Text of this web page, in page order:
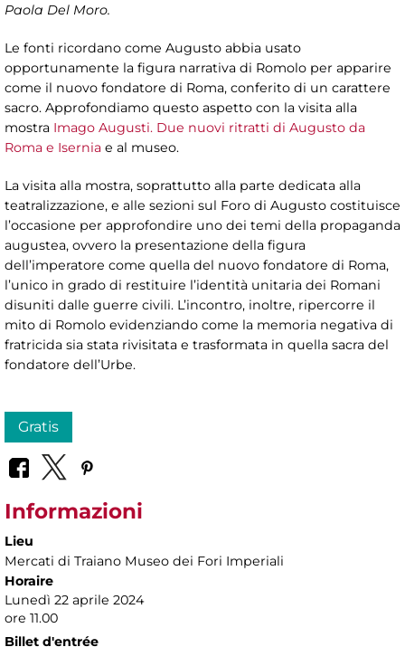
Paola Del Moro.
Le fonti ricordano come Augusto abbia usato
opportunamente la figura narrativa di Romolo per apparire
come il nuovo fondatore di Roma, conferito di un carattere
sacro. Approfondiamo questo aspetto con la visita alla
mostra Imago Augusti. Due nuovi ritratti di Augusto da
Roma e Isernia e al museo.
La visita alla mostra, soprattutto alla parte dedicata alla
teatralizzazione, e alle sezioni sul Foro di Augusto costituisce
l’occasione per approfondire uno dei temi della propaganda
augustea, ovvero la presentazione della figura
dell’imperatore come quella del nuovo fondatore di Roma,
l’unico in grado di restituire l’identità unitaria dei Romani
disuniti dalle guerre civili. L’incontro, inoltre, ripercorre il
mito di Romolo evidenziando come la memoria negativa di
fratricida sia stata rivisitata e trasformata in quella sacra del
fondatore dell’Urbe.
Gratis
Informazioni
Lieu
Mercati di Traiano Museo dei Fori Imperiali
Horaire
Lunedì 22 aprile 2024
ore 11.00
Billet d'entrée